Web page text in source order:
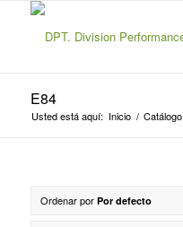
E84
Usted está aquí: Inicio / Catálogo
Ordenar por Por defecto